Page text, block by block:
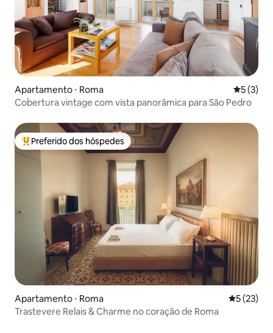
Apartamento ⋅ Roma 5 de
5 (3)
Cobertura vintage com vista panorâmica para São Pedro
Entre os melhores preferidos dos hóspedes
Preferido dos hóspedes
Apartamento ⋅ Roma 5 de uma
5 (23)
Trastevere Relais & Charme no coração de Roma